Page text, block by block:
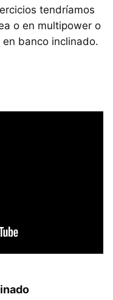
tendríamos
o en multipower o
banco inclinado.